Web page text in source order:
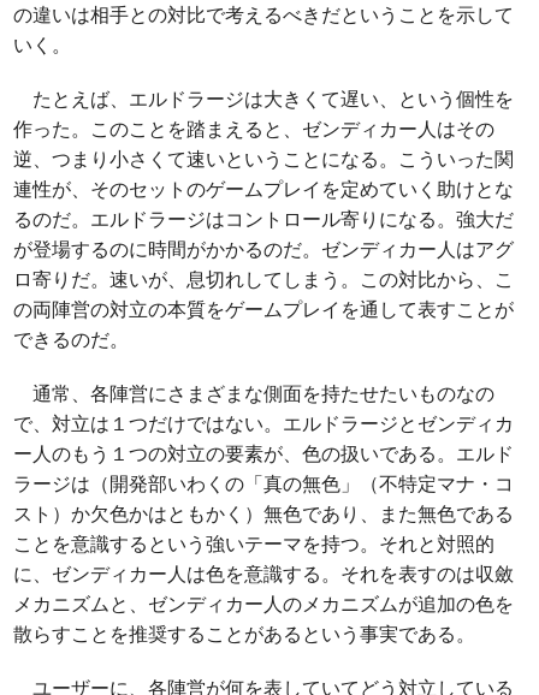
の違いは相手との対比で考えるべきだということを示して
いく。
たとえば、エルドラージは大きくて遅い、という個性を
作った。このことを踏まえると、ゼンディカー人はその
逆、つまり小さくて速いということになる。こういった関
連性が、そのセットのゲームプレイを定めていく助けとな
るのだ。エルドラージはコントロール寄りになる。強大だ
が登場するのに時間がかかるのだ。ゼンディカー人はアグ
ロ寄りだ。速いが、息切れしてしまう。この対比から、こ
の両陣営の対立の本質をゲームプレイを通して表すことが
できるのだ。
通常、各陣営にさまざまな側面を持たせたいものなの
で、対立は１つだけではない。エルドラージとゼンディカ
ー人のもう１つの対立の要素が、色の扱いである。エルド
ラージは（開発部いわくの「真の無色」（不特定マナ・コ
スト）か欠色かはともかく）無色であり、また無色である
ことを意識するという強いテーマを持つ。それと対照的
に、ゼンディカー人は色を意識する。それを表すのは収斂
メカニズムと、ゼンディカー人のメカニズムが追加の色を
散らすことを推奨することがあるという事実である。
ユーザーに、各陣営が何を表していてどう対立している